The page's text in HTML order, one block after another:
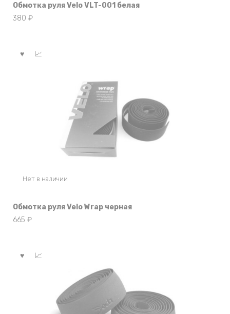
Обмотка руля Velo VLT-001 белая
380 ₽
Нет в наличии
Обмотка руля Velo Wrap черная
665 ₽